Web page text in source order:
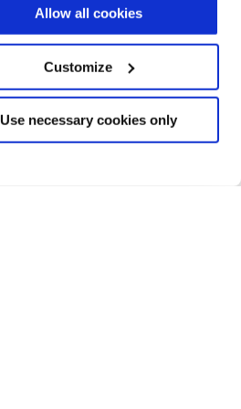
Allow all cookies
Customize
Use necessary cookies only